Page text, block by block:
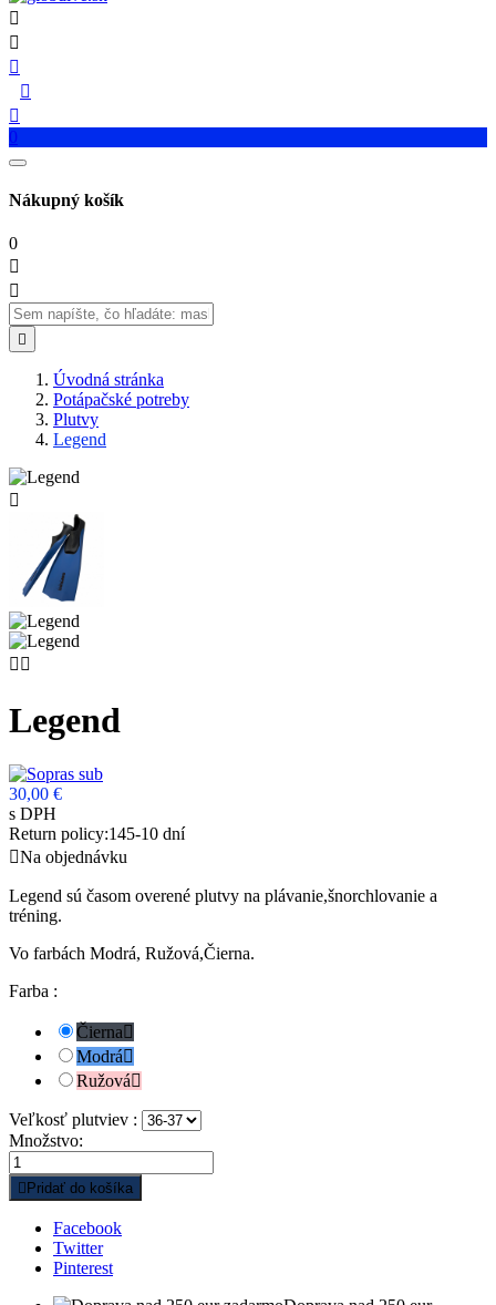





0
Nákupný košík
0



Úvodná stránka
Potápačské potreby
Plutvy
Legend

 
Legend
30,00 €
s DPH
Return policy:145-10 dní
Na objednávku
Legend sú časom overené plutvy na plávanie,šnorchlovanie a
tréning.
Vo farbách Modrá, Ružová,Čierna.
Farba :
Čierna
Modrá
Ružová
Veľkosť plutviev :
Množstvo:
 Pridať do košíka
Facebook
Twitter
Pinterest